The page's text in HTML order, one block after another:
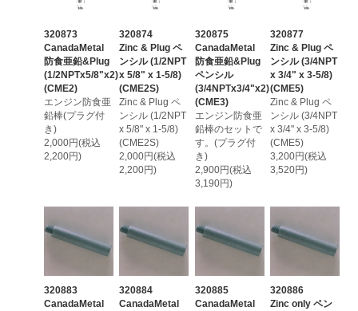
320873
CanadaMetal
防食亜鉛&Plug
(1/2NPTx5/8"x2)
(CME2)
エンジン防食亜
鉛棒(プラグ付
き)
2,000円(税込
2,200円)
320874
Zinc & Plug ペ
ンシル (1/2NPT
x 5/8" x 1-5/8)
(CME2S)
Zinc & Plug ペ
ンシル (1/2NPT
x 5/8" x 1-5/8)
(CME2S)
2,000円(税込
2,200円)
320875
CanadaMetal
防食亜鉛&Plug
ペンシル
(3/4NPTx3/4"x2)
(CME3)
エンジン防食亜
鉛棒のセットで
す。(プラグ付
き)
2,900円(税込
3,190円)
320877
Zinc & Plug ペ
ンシル (3/4NPT
x 3/4" x 3-5/8)
(CME5)
Zinc & Plug ペ
ンシル (3/4NPT
x 3/4" x 3-5/8)
(CME5)
3,200円(税込
3,520円)
320883
CanadaMetal
320884
CanadaMetal
320885
CanadaMetal
320886
Zinc only ペン